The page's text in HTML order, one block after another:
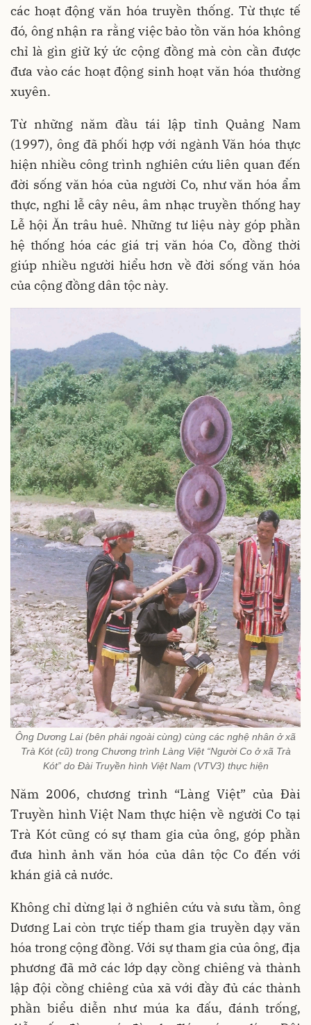
các hoạt động văn hóa truyền thống. Từ thực tế
đó, ông nhận ra rằng việc bảo tồn văn hóa không
chỉ là gìn giữ ký ức cộng đồng mà còn cần được
đưa vào các hoạt động sinh hoạt văn hóa thường
xuyên.
Từ những năm đầu tái lập tỉnh Quảng Nam
(1997), ông đã phối hợp với ngành Văn hóa thực
hiện nhiều công trình nghiên cứu liên quan đến
đời sống văn hóa của người Co, như văn hóa ẩm
thực, nghi lễ cây nêu, âm nhạc truyền thống hay
Lễ hội Ăn trâu huê. Những tư liệu này góp phần
hệ thống hóa các giá trị văn hóa Co, đồng thời
giúp nhiều người hiểu hơn về đời sống văn hóa
của cộng đồng dân tộc này.
Ông Dương Lai (bên phải ngoài cùng) cùng các nghệ nhân ở xã
Trà Kót (cũ) trong Chương trình Làng Việt “Người Co ở xã Trà
Kót” do Đài Truyền hình Việt Nam (VTV3) thực hiện
Năm 2006, chương trình “Làng Việt” của Đài
Truyền hình Việt Nam thực hiện về người Co tại
Trà Kót cũng có sự tham gia của ông, góp phần
đưa hình ảnh văn hóa của dân tộc Co đến với
khán giả cả nước.
Không chỉ dừng lại ở nghiên cứu và sưu tầm, ông
Dương Lai còn trực tiếp tham gia truyền dạy văn
hóa trong cộng đồng. Với sự tham gia của ông, địa
phương đã mở các lớp dạy cồng chiêng và thành
lập đội cồng chiêng của xã với đầy đủ các thành
phần biểu diễn như múa ka đấu, đánh trống,